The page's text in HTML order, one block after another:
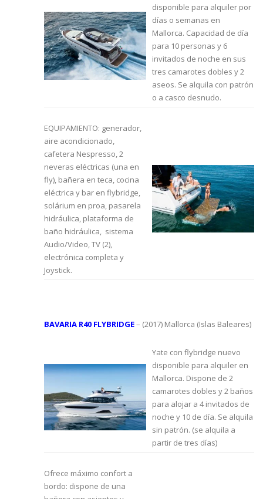
disponible para alquiler por
días o semanas en
Mallorca. Capacidad de día
para 10 personas y 6
invitados de noche en sus
tres camarotes dobles y 2
aseos. Se alquila con patrón
o a casco desnudo.
EQUIPAMIENTO: generador,
aire acondicionado,
cafetera Nespresso, 2
neveras eléctricas (una en
fly), bañera en teca, cocina
eléctrica y bar en flybridge,
solárium en proa, pasarela
hidráulica, plataforma de
baño hidráulica, sistema
Audio/Video, TV (2),
electrónica completa y
Joystick.
BAVARIA R40 FLYBRIDGE– (2017) Mallorca (Islas Baleares)
Yate con flybridge nuevo
disponible para alquiler en
Mallorca. Dispone de 2
camarotes dobles y 2 baños
para alojar a 4 invitados de
noche y 10 de día. Se alquila
sin patrón. (se alquila a
partir de tres días)
Ofrece máximo confort a
bordo: dispone de una